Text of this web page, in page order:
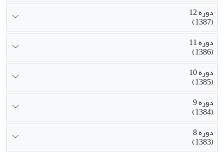
دوره 12
(1387)
دوره 11
(1386)
دوره 10
(1385)
دوره 9
(1384)
دوره 8
(1383)